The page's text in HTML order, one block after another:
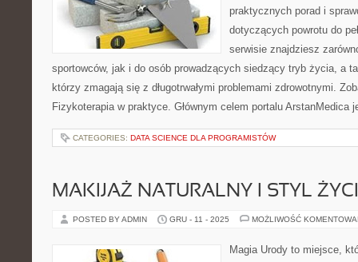
praktycznych porad i
dotyczących powrotu do
serwisie znajdziesz
sportowców, jak i do osób prowadzących siedzący tryb życia, a
którzy zmagają się z długotrwałymi problemami zdrowotnymi.
Fizykoterapia w praktyce. Głównym celem portalu ArstanMedica
CATEGORIES: DATA SCIENCE DLA PROGRAMISTÓW
MAKIJAŻ NATURALNY I STYL
POSTED BY ADMIN GRU - 11 - 2025 MOŻLIWOŚĆ
Magia Urody to miejsce,